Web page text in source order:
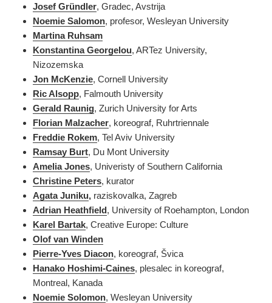
Josef Gründler, Gradec, Avstrija
Noemie Salomon, profesor, Wesleyan University
Martina Ruhsam
Konstantina Georgelou, ARTez University,
Nizozemska
Jon McKenzie, Cornell University
Ric Alsopp, Falmouth University
Gerald Raunig, Zurich University for Arts
Florian Malzacher, koreograf, Ruhrtriennale
Freddie Rokem, Tel Aviv University
Ramsay Burt, Du Mont University
Amelia Jones, Univeristy of Southern California
Christine Peters, kurator
Agata Juniku, raziskovalka, Zagreb
Adrian Heathfield, University of Roehampton, London
Karel Bartak, Creative Europe: Culture
Olof van Winden
Pierre-Yves Diacon, koreograf, Švica
Hanako Hoshimi-Caines, plesalec in koreograf,
Montreal, Kanada
Noemie Solomon, Wesleyan University